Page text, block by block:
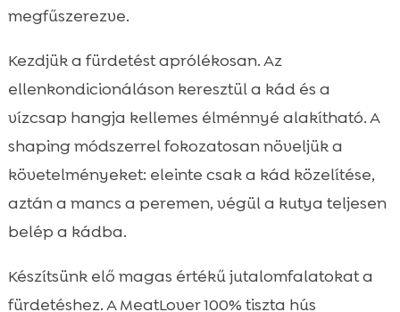
megfűszerezve.
Kezdjük a fürdetést aprólékosan. Az
ellenkondicionáláson keresztül a kád és a
vízcsap hangja kellemes élménnyé alakítható. A
shaping módszerrel fokozatosan növeljük a
követelményeket: eleinte csak a kád közelítése,
aztán a mancs a peremen, végül a kutya teljesen
belép a kádba.
Készítsünk elő magas értékű jutalomfalatokat a
fürdetéshez. A MeatLover 100% tiszta hús